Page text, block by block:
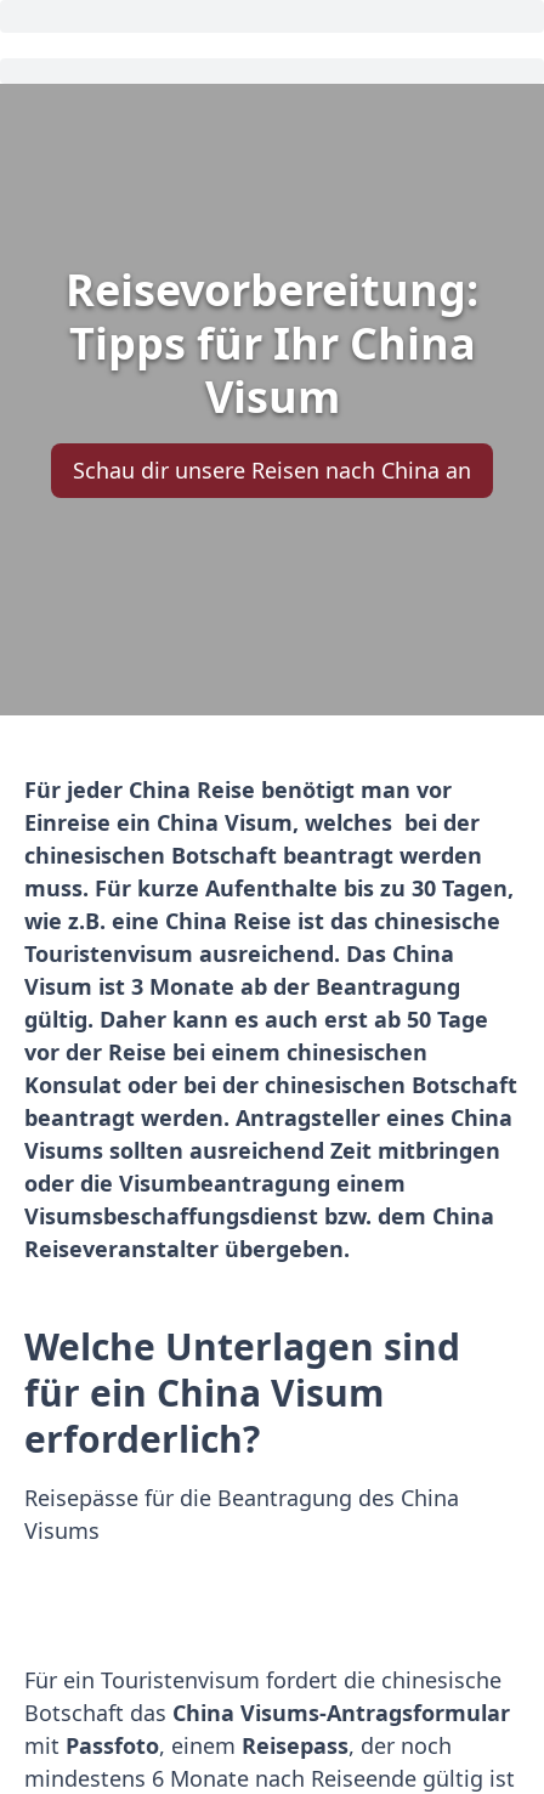
Reisevorbereitung:
Tipps für Ihr China
Visum
Schau dir unsere Reisen nach China an
Für jeder China Reise benötigt man vor
Einreise ein China Visum, welches bei der
chinesischen Botschaft beantragt werden
muss. Für kurze Aufenthalte bis zu 30 Tagen,
wie z.B. eine China Reise ist das chinesische
Touristenvisum ausreichend. Das China
Visum ist 3 Monate ab der Beantragung
gültig. Daher kann es auch erst ab 50 Tage
vor der Reise bei einem chinesischen
Konsulat oder bei der chinesischen Botschaft
beantragt werden. Antragsteller eines China
Visums sollten ausreichend Zeit mitbringen
oder die Visumbeantragung einem
Visumsbeschaffungsdienst bzw. dem China
Reiseveranstalter übergeben.
Welche Unterlagen sind
für ein China Visum
erforderlich?
Reisepässe für die Beantragung des China
Visums
Für ein Touristenvisum fordert die chinesische
Botschaft das China Visums-Antragsformular
mit Passfoto, einem Reisepass, der noch
mindestens 6 Monate nach Reiseende gültig ist